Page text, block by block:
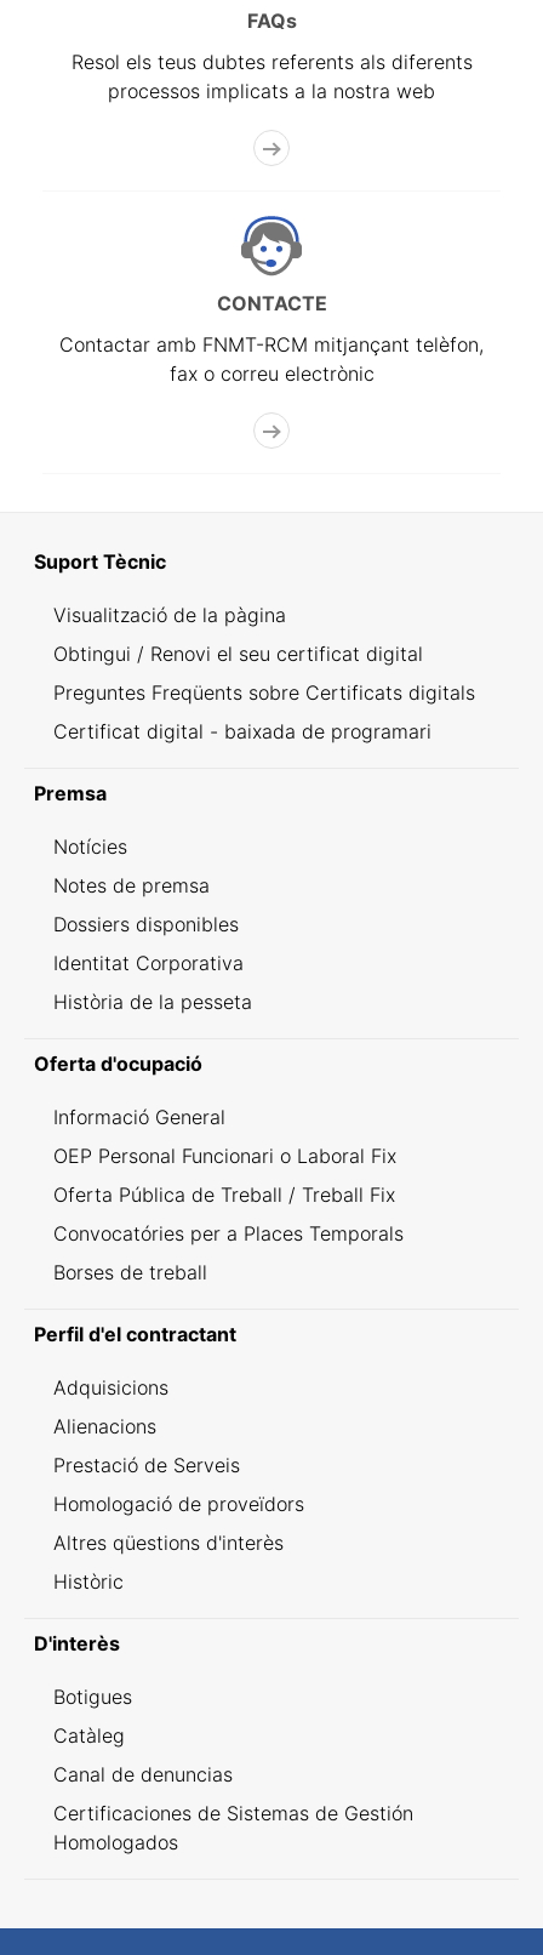
FAQs
Resol els teus dubtes referents als diferents
processos implicats a la nostra web
CONTACTE
Contactar amb FNMT-RCM mitjançant telèfon,
fax o correu electrònic
Suport Tècnic
Visualització de la pàgina
Obtingui / Renovi el seu certificat digital
Preguntes Freqüents sobre Certificats digitals
Certificat digital - baixada de programari
Premsa
Notícies
Notes de premsa
Dossiers disponibles
Identitat Corporativa
Història de la pesseta
Oferta d'ocupació
Informació General
OEP Personal Funcionari o Laboral Fix
Oferta Pública de Treball / Treball Fix
Convocatóries per a Places Temporals
Borses de treball
Perfil d'el contractant
Adquisicions
Alienacions
Prestació de Serveis
Homologació de proveïdors
Altres qüestions d'interès
Històric
D'interès
Botigues
Catàleg
Canal de denuncias
Certificaciones de Sistemas de Gestión
Homologados